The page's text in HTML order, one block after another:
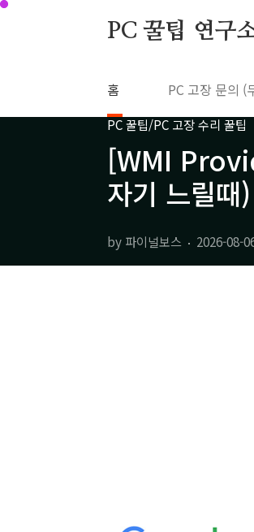
본문 바로가기
PC 꿀팁 연구
홈 PC 고장 문의 (
PC 꿀팁/PC 고장 수리 꿀팁
[WMI
자기 느릴때)
by 파이널보스 2026-08-